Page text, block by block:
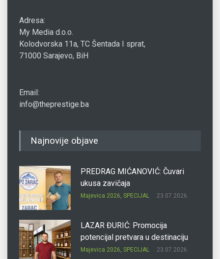
Adresa:
My Media d.o.o.
Kolodvorska 11a, TC Šentada I sprat,
71000 Sarajevo, BiH
Email:
info@theprestige.ba
Najnovije objave
PREDRAG MIĆANOVIĆ: Čuvari
ukusa zavičaja
Majevica 2026, SPECIJAL 23.07.2026.
LAZAR ĐURIĆ: Promocija
potencijal pretvara u destinaciju
Majevica 2026, SPECIJAL 23.07.2026.